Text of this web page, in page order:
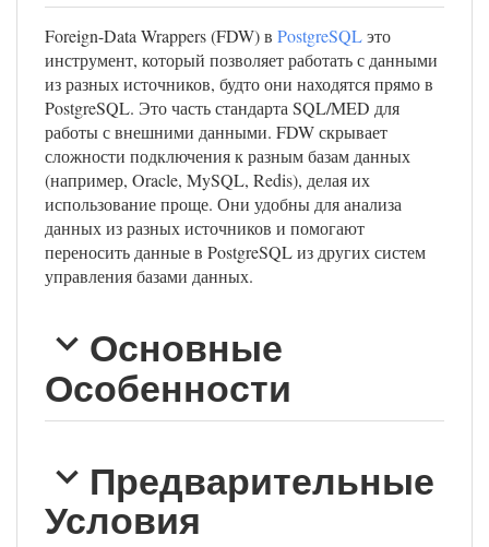
Foreign-Data Wrappers (FDW) в PostgreSQLэто
инструмент, который позволяет работать с данными
из разных источников, будто они находятся прямо в
PostgreSQL. Это часть стандарта SQL/MED для
работы с внешними данными. FDW скрывает
сложности подключения к разным базам данных
(например, Oracle, MySQL, Redis), делая их
использование проще. Они удобны для анализа
данных из разных источников и помогают
переносить данные в PostgreSQL из других систем
управления базами данных.
Основные
Особенности
Предварительные
Условия